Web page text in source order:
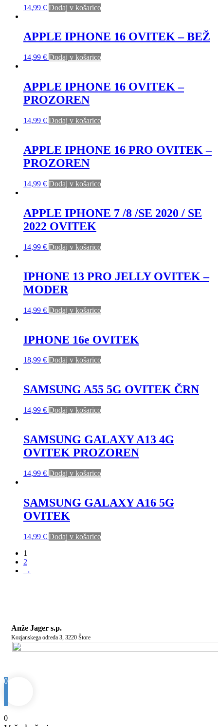
14,99 € Dodaj v košarico
APPLE IPHONE 16 OVITEK – BEŽ
14,99 € Dodaj v košarico
APPLE IPHONE 16 OVITEK –
PROZOREN
14,99 € Dodaj v košarico
APPLE IPHONE 16 PRO OVITEK –
PROZOREN
14,99 € Dodaj v košarico
APPLE IPHONE 7 /8 /SE 2020 / SE
2022 OVITEK
14,99 € Dodaj v košarico
IPHONE 13 PRO JELLY OVITEK –
MODER
14,99 € Dodaj v košarico
IPHONE 16e OVITEK
18,99 € Dodaj v košarico
SAMSUNG A55 5G OVITEK ČRN
14,99 € Dodaj v košarico
SAMSUNG GALAXY A13 4G
OVITEK PROZOREN
14,99 € Dodaj v košarico
SAMSUNG GALAXY A16 5G
OVITEK
14,99 € Dodaj v košarico
1
2
→
Anže Jager s.p.
Kozjanskega odreda 3, 3220 Štore
0
0